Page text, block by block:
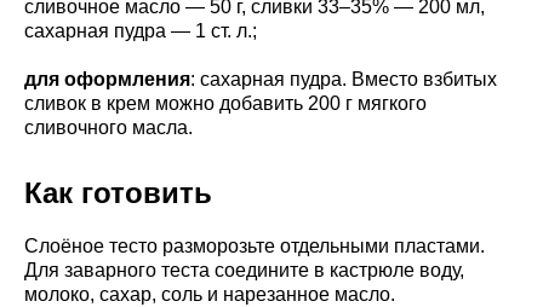
сливочное масло — 50 г, сливки 33–35% — 200 мл,
сахарная пудра — 1 ст. л.;
для оформления: сахарная пудра. Вместо взбитых
сливок в крем можно добавить 200 г мягкого
сливочного масла.
Как готовить
Слоёное тесто разморозьте отдельными пластами.
Для заварного теста соедините в кастрюле воду,
молоко, сахар, соль и нарезанное масло.